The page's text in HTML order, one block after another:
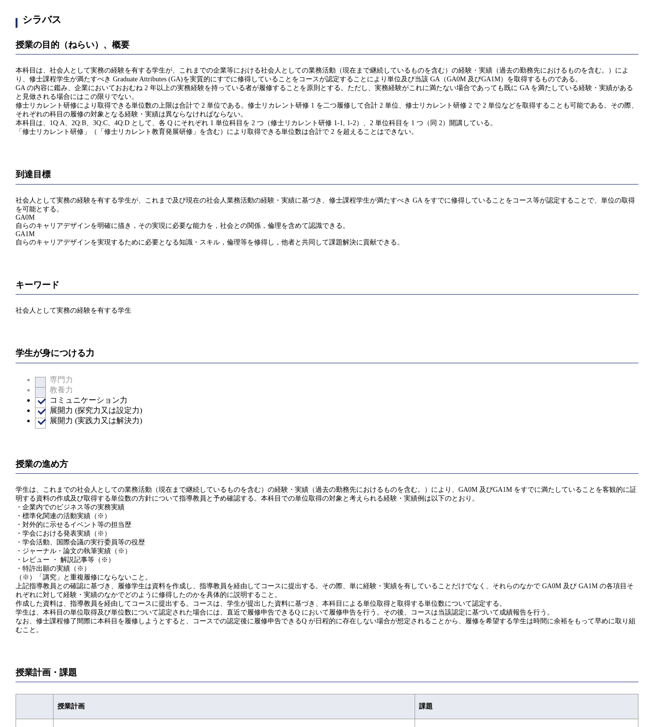
シラバス
授業の目的（ねらい）、概要
本科目は、社会人として実務の経験を有する学生が、これまでの企業等における社会人としての業務活動（現在まで継続しているものを含む）の経験・実績（過去の勤務先におけるものを含む。）によ
り、修士課程学生が満たすべき Graduate Attributes (GA)を実質的にすでに修得していることをコースが認定することにより単位及び当該 GA（GA0M 及びGA1M）を取得するものである。
GA の内容に鑑み、企業においておおむね 2 年以上の実務経験を持っている者が履修することを原則とする。ただし、実務経験がこれに満たない場合であっても既に GA を満たしている経験・実績がある
と見做される場合にはこの限りでない。
修士リカレント研修により取得できる単位数の上限は合計で 2 単位である。修士リカレント研修 1 を二つ履修して合計 2 単位、修士リカレント研修 2 で 2 単位などを取得することも可能である。その際、
それぞれの科目の履修の対象となる経験・実績は異ならなければならない。
本科目は、1Q:A、2Q:B、3Q:C、4Q:D として、各 Q にそれぞれ 1 単位科目を 2 つ（修士リカレント研修 1-1, 1-2）、2 単位科目を 1 つ（同 2）開講している。
「修士リカレント研修」（「修士リカレント教育発展研修」を含む）により取得できる単位数は合計で 2 を超えることはできない。
到達目標
社会人として実務の経験を有する学生が、これまで及び現在の社会人業務活動の経験・実績に基づき、修士課程学生が満たすべき GA をすでに修得していることをコース等が認定することで、単位の取得
を可能とする。
GA0M
自らのキャリアデザインを明確に描き，その実現に必要な能力を，社会との関係，倫理を含めて認識できる。
GA1M
自らのキャリアデザインを実現するために必要となる知識・スキル，倫理等を修得し，他者と共同して課題解決に貢献できる。
キーワード
社会人として実務の経験を有する学生
学生が身につける力
専門力
教養力
コミュニケーション力
展開力 (探究力又は設定力)
展開力 (実践力又は解決力)
授業の進め方
学生は、これまでの社会人としての業務活動（現在まで継続しているものを含む）の経験・実績（過去の勤務先におけるものを含む。）により、GA0M 及びGA1M をすでに満たしていることを客観的に証
明する資料の作成及び取得する単位数の方針について指導教員と予め確認する。本科目での単位取得の対象と考えられる経験・実績例は以下のとおり。
・企業内でのビジネス等の実務実績
・標準化関連の活動実績（※）
・対外的に示せるイベント等の担当歴
・学会における発表実績（※）
・学会活動、国際会議の実行委員等の役歴
・ジャーナル・論文の執筆実績（※）
・レビュー ・ 解説記事等（※）
・特許出願の実績（※）
（※）「講究」と重複履修にならないこと。
上記指導教員との確認に基づき、履修学生は資料を作成し、指導教員を経由してコースに提出する。その際、単に経験・実績を有していることだけでなく、それらのなかで GA0M 及び GA1M の各項目そ
れぞれに対して経験・実績のなかでどのように修得したのかを具体的に説明すること。
作成した資料は、指導教員を経由してコースに提出する。コースは、学生が提出した資料に基づき、本科目による単位取得と取得する単位数について認定する。
学生は、本科目の単位取得及び単位数について認定された場合には、直近で履修申告できるQ において履修申告を行う。その後、コースは当該認定に基づいて成績報告を行う。
なお、修士課程修了間際に本科目を履修しようとすると、コースでの認定後に履修申告できるQ が日程的に存在しない場合が想定されることから、履修を希望する学生は時間に余裕をもって早めに取り組
むこと。
授業計画・課題
授業計画 課題